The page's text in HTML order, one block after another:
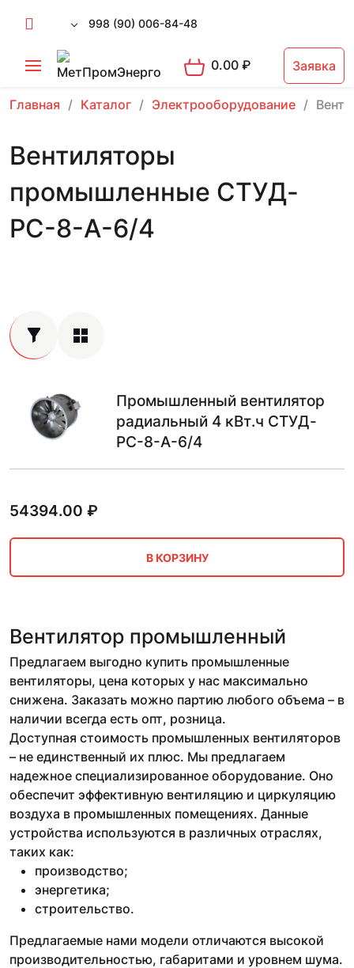
998 (90) 006-84-48
0.00₽ Заявка
Главная Каталог Электрооборудование
Вентиляторы
промышленные СТУД-
РС-8-А-6/4
Промышленный вентилятор
радиальный 4 кВт.ч СТУД-
РС-8-А-6/4
54394.00 ₽
В КОРЗИНУ
Вентилятор промышленный
Предлагаем выгодно купить промышленные
вентиляторы, цена которых у нас максимально
снижена. Заказать можно партию любого объема – в
наличии всегда есть опт, розница.
Доступная стоимость промышленных вентиляторов
– не единственный их плюс. Мы предлагаем
надежное специализированное оборудование. Оно
обеспечит эффективную вентиляцию и циркуляцию
воздуха в промышленных помещениях. Данные
устройства используются в различных отраслях,
таких как:
производство;
энергетика;
строительство.
Предлагаемые нами модели отличаются высокой
производительностью, габаритами и уровнем шума.